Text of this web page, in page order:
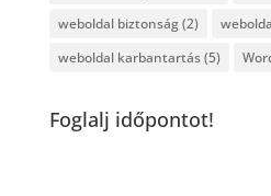
weboldal biztonság(2)
weboldal karbantartás(5)
Foglalj időpontot!